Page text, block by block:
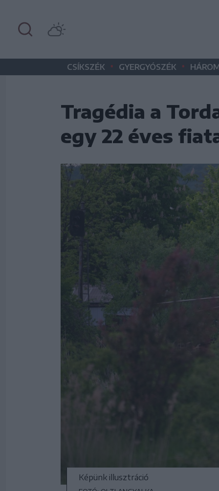
CSÍKSZÉK • GYERGYÓSZÉK •
Tragédia a
egy 22 éves
Képünk illusztráció